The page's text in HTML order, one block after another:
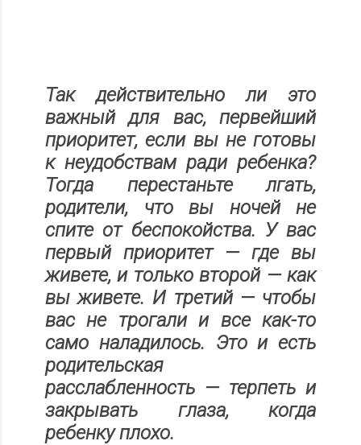
Так действительно ли это
важный для вас, первейший
приоритет, если вы не готовы
к неудобствам ради ребенка?
Тогда перестаньте лгать,
родители, что вы ночей не
спите от беспокойства. У вас
первый приоритет — где вы
живете, и только второй — как
вы живете. И третий — чтобы
вас не трогали и все как-то
само наладилось. Это и есть
родительская
расслабленность — терпеть и
закрывать глаза, когда
ребенку плохо.